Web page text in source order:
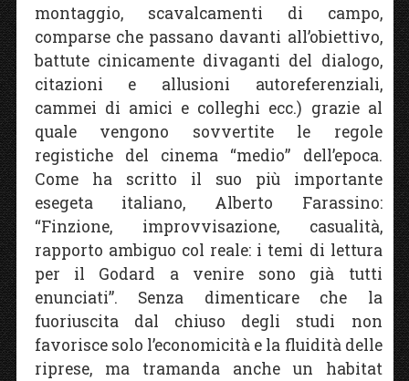
montaggio, scavalcamenti di campo,
comparse che passano davanti all’obiettivo,
battute cinicamente divaganti del dialogo,
citazioni e allusioni autoreferenziali,
cammei di amici e colleghi ecc.) grazie al
quale vengono sovvertite le regole
registiche del cinema “medio” dell’epoca.
Come ha scritto il suo più importante
esegeta italiano, Alberto Farassino:
“Finzione, improvvisazione, casualità,
rapporto ambiguo col reale: i temi di lettura
per il Godard a venire sono già tutti
enunciati”. Senza dimenticare che la
fuoriuscita dal chiuso degli studi non
favorisce solo l’economicità e la fluidità delle
riprese, ma tramanda anche un habitat